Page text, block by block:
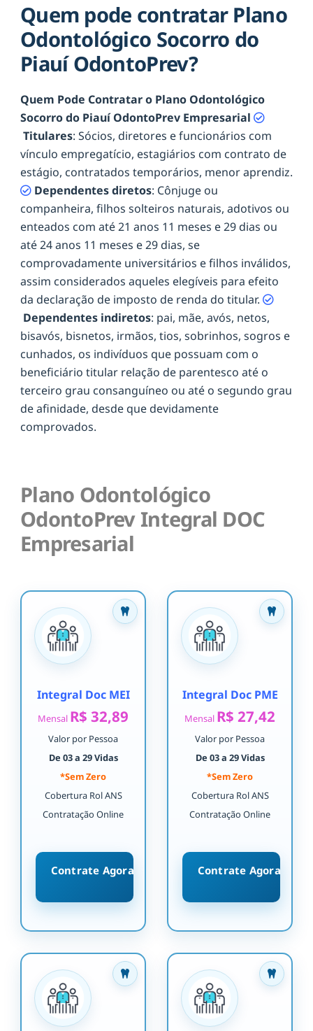
Quem pode contratar Plano
Odontológico Socorro do
Piauí OdontoPrev?
Quem Pode Contratar o Plano Odontológico
Socorro do Piauí OdontoPrev Empresarial
Titulares: Sócios, diretores e funcionários com
vínculo empregatício, estagiários com contrato de
estágio, contratados temporários, menor aprendiz.
Dependentes diretos: Cônjuge ou
companheira, filhos solteiros naturais, adotivos ou
enteados com até 21 anos 11 meses e 29 dias ou
até 24 anos 11 meses e 29 dias, se
comprovadamente universitários e filhos inválidos,
assim considerados aqueles elegíveis para efeito
da declaração de imposto de renda do titular.
Dependentes indiretos: pai, mãe, avós, netos,
bisavós, bisnetos, irmãos, tios, sobrinhos, sogros e
cunhados, os indivíduos que possuam com o
beneficiário titular relação de parentesco até o
terceiro grau consanguíneo ou até o segundo grau
de afinidade, desde que devidamente
comprovados.
Plano Odontológico
OdontoPrev Integral DOC
Empresarial
Integral Doc MEI
Mensal R$ 32,89
Valor por Pessoa
De 03 a 29 Vidas
*Sem Zero
Cobertura Rol ANS
Contratação Online
Contrate Agora
Integral Doc PME
Mensal R$ 27,42
Valor por Pessoa
De 03 a 29 Vidas
*Sem Zero
Cobertura Rol ANS
Contratação Online
Contrate Agora